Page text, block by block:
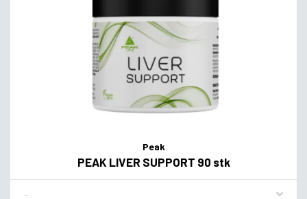
Peak
PEAK LIVER SUPPORT 90 stk